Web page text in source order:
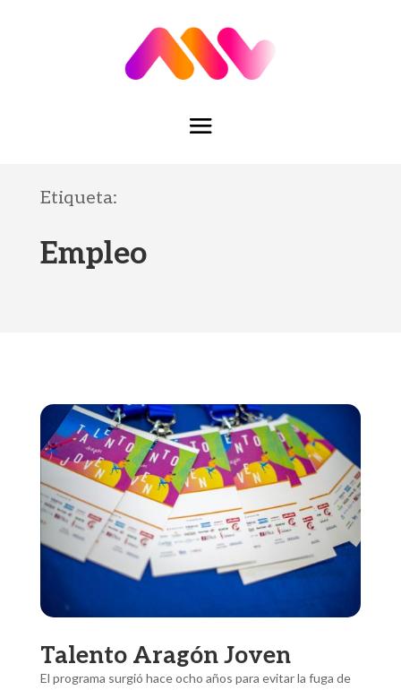
Etiqueta:
Empleo
Talento Aragón Joven
El programa surgió hace ocho años para evitar la fuga de